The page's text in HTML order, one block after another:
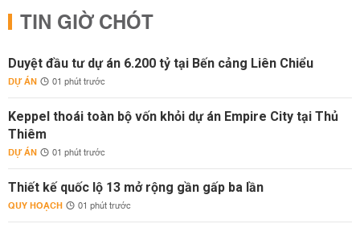
TIN GIỜ CHÓT
Duyệt đầu tư dự án 6.200 tỷ tại Bến cảng Liên Chiểu
DỰ ÁN 01 phút trước
Keppel thoái toàn bộ vốn khỏi dự án Empire City tại Thủ
Thiêm
DỰ ÁN 01 phút trước
Thiết kế quốc lộ 13 mở rộng gần gấp ba lần
QUY HOẠCH 01 phút trước